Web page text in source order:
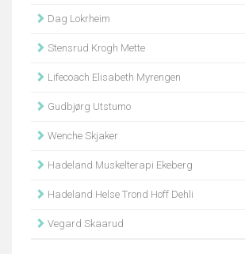
Dag Lokrheim
Stensrud Krogh Mette
Lifecoach Elisabeth Myrengen
Gudbjørg Utstumo
Wenche Skjaker
Hadeland Muskelterapi Ekeberg
Hadeland Helse Trond Hoff Dehli
Vegard Skaarud